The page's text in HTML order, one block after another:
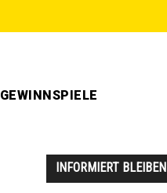
GEWINNSPIELE
INFORMIERT BLEIBEN